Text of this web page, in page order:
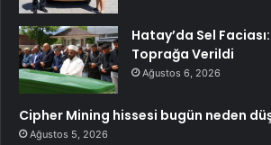
Hatay’da Sel
Toprağa Verildi
Ağustos 6, 2026
Cipher Mining hissesi bugün neden
Ağustos 5, 2026